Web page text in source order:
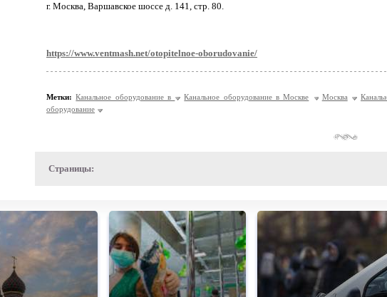
г. Москва, Варшавское шоссе д. 141, стр. 80.
https://www.ventmash.net/otopitelnoe-oborudovanie/
Метки: Канальное оборудование в Канальное оборудование в Москве Москва
оборудование
Страницы: